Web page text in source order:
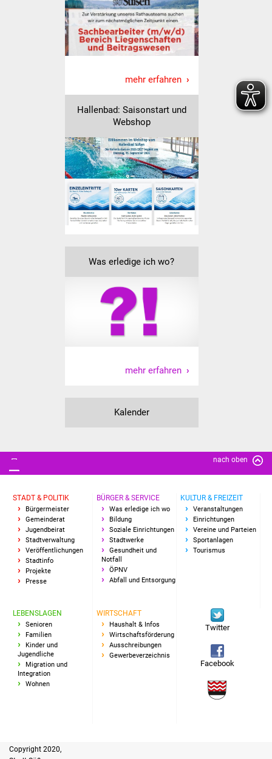
Beirat Süßener Vereine
Sportanlagen
Tourismus
Schwäbischer Albtrauf
Route der
Industriekultur
Lebenslagen
Senioren
Ältere
Seniorenwohn- und
Pflegeheim
Kinder und Jugendliche
Migration und Integration
Freundeskreis Asyl
Ukraine-Hilfe
Wohnimmobilien +
Baugrundstücke
Wirtschaft
mehr erfahren
Hallenbad: Saisonstart und
Webshop
Was erledige ich wo?
mehr erfahren
Kalender
nach oben
STADT & POLITIK
Bürgermeister
Gemeinderat
Jugendbeirat
Stadtverwaltung
Veröffentlichungen
Stadtinfo
Projekte
Presse
BÜRGER & SERVICE
Was erledige ich wo
Bildung
Soziale Einrichtungen
Stadtwerke
Gesundheit und
Notfall
ÖPNV
Abfall und Entsorgung
KULTUR & FREIZEIT
Veranstaltungen
Einrichtungen
Vereine und Parteien
Sportanlagen
Tourismus
LEBENSLAGEN
Senioren
Familien
Kinder und
Jugendliche
Migration und
Integration
Wohnen
WIRTSCHAFT
Haushalt & Infos
Wirtschaftsförderung
Ausschreibungen
Gewerbeverzeichnis
Twitter
Facebook
Copyright 2020,